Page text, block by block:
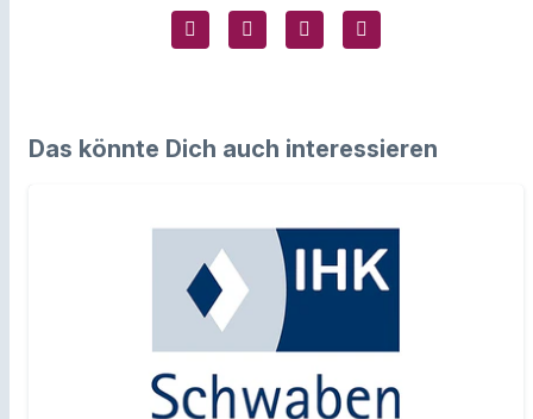
Das könnte Dich auch interessieren